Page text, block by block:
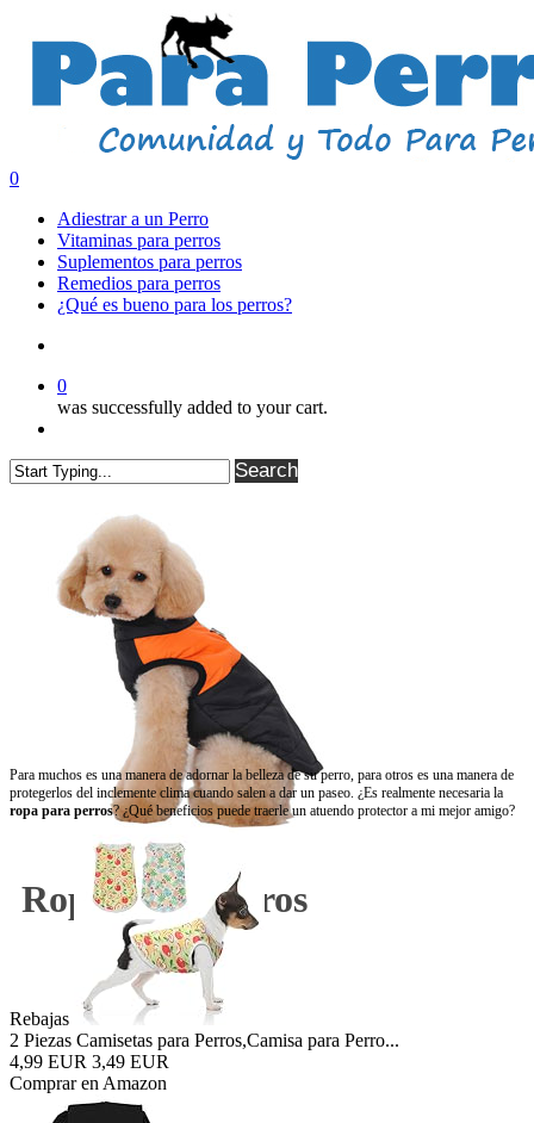
content
search
0
Adiestrar a un Perro
Vitaminas para perros
Suplementos para perros
Remedios para perros
¿Qué es bueno para los perros?
0
was successfully added to your cart.
Search
Ropa para perros
Para muchos es una manera de adornar la belleza de su perro, para otros es una manera de
protegerlos del inclemente clima cuando salen a dar un paseo. ¿Es realmente necesaria la
ropa para perros? ¿Qué beneficios puede traerle un atuendo protector a mi mejor amigo?
Rebajas
2 Piezas Camisetas para Perros,Camisa para Perro...
4,99 EUR 3,49 EUR
Comprar en Amazon